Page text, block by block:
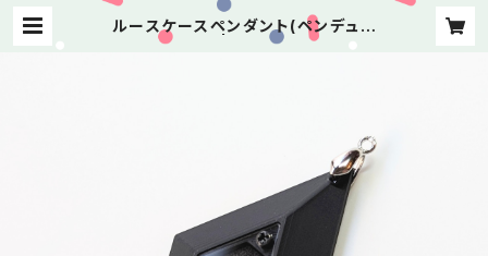
ルースケースペンダント(ペンデュラ
ム) | よしけい